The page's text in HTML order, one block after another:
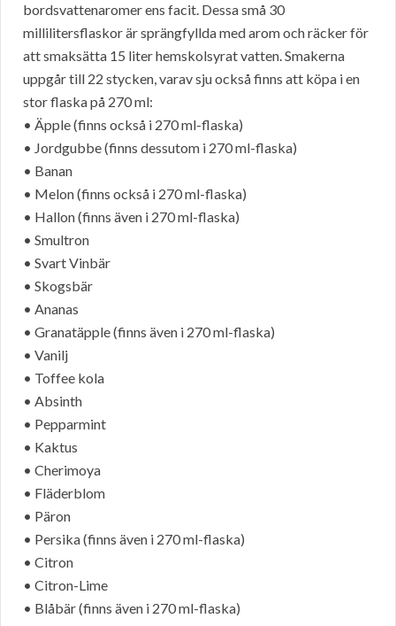
bordsvattenaromer ens facit. Dessa små 30
millilitersflaskor är sprängfyllda med arom och räcker för
att smaksätta 15 liter hemskolsyrat vatten. Smakerna
uppgår till 22 stycken, varav sju också finns att köpa i en
stor flaska på 270 ml:
• Äpple (finns också i 270 ml-flaska)
• Jordgubbe (finns dessutom i 270 ml-flaska)
• Banan
• Melon (finns också i 270 ml-flaska)
• Hallon (finns även i 270 ml-flaska)
• Smultron
• Svart Vinbär
• Skogsbär
• Ananas
• Granatäpple (finns även i 270 ml-flaska)
• Vanilj
• Toffee kola
• Absinth
• Pepparmint
• Kaktus
• Cherimoya
• Fläderblom
• Päron
• Persika (finns även i 270 ml-flaska)
• Citron
• Citron-Lime
• Blåbär (finns även i 270 ml-flaska)